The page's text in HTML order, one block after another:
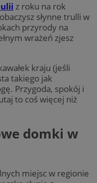
z roku na rok
słynne trulli w
przyrody na
wrażeń zjesz
kraju (jeśli
takiego jak
Przygoda, spokój i
to coś więcej niż
domki w
miejsc w regionie